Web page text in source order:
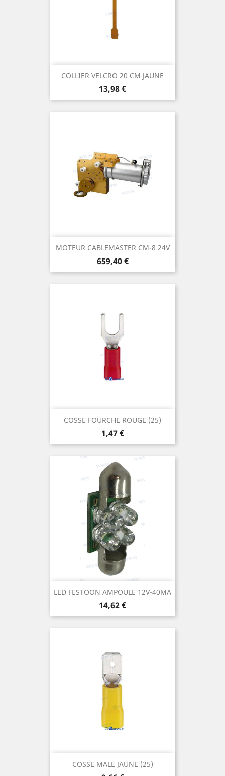
COLLIER VELCRO 20 CM JAUNE
Prix
13,98 €
MOTEUR CABLEMASTER CM-8 24V
Prix
659,40 €
COSSE FOURCHE ROUGE (25)
Prix
1,47 €
LED FESTOON AMPOULE 12V-40MA
Prix
14,62 €
COSSE MALE JAUNE (25)